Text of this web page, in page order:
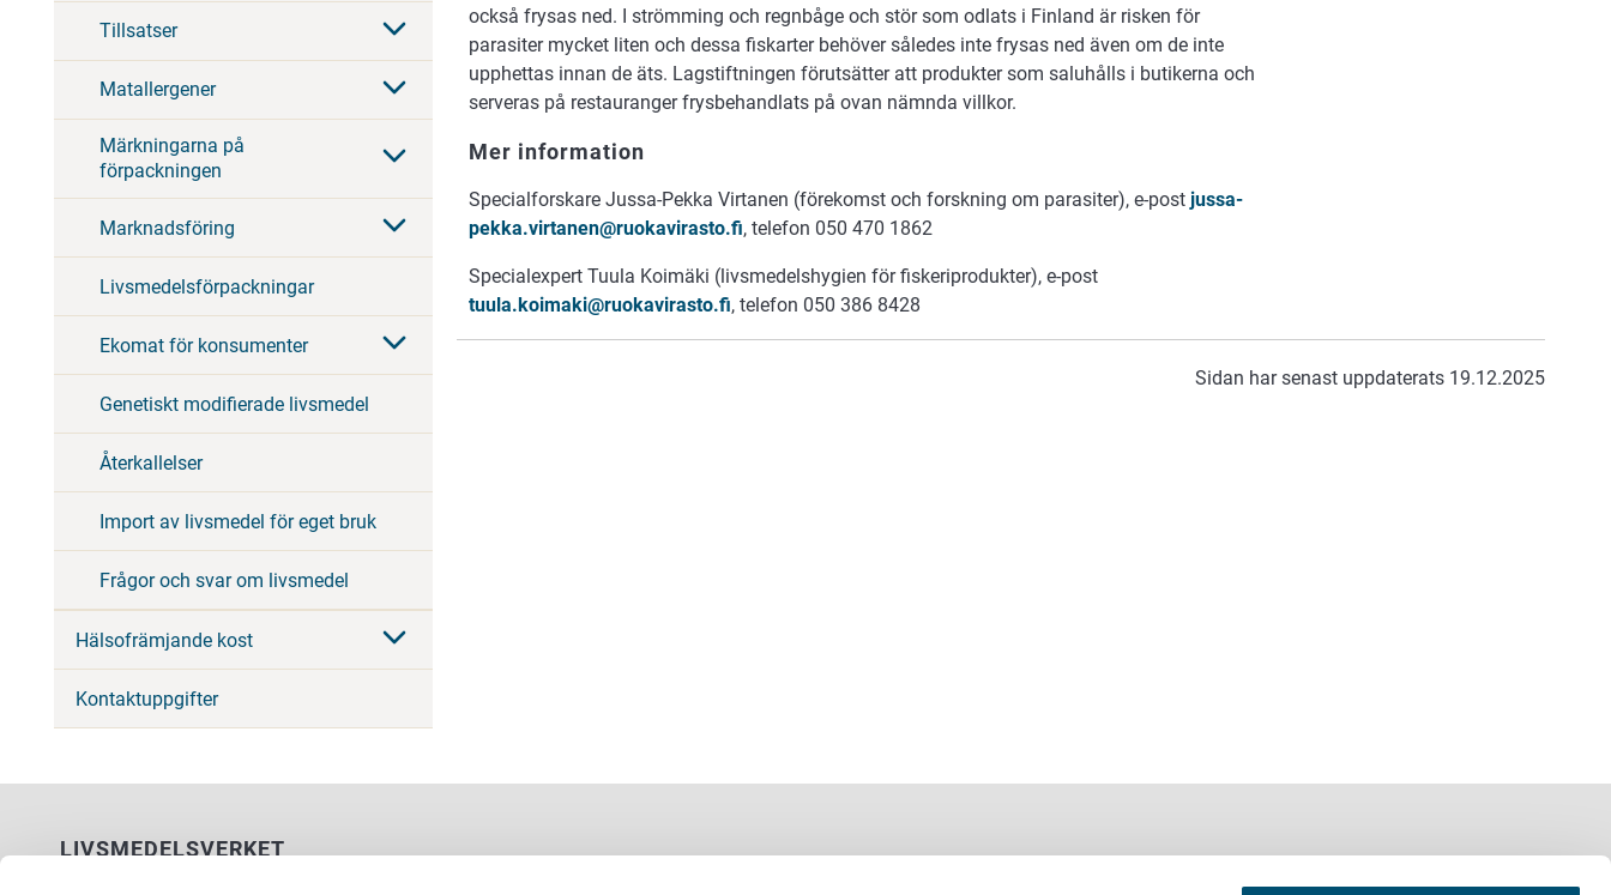
Tillsatser
Matallergener
Märkningarna på
förpackningen
Marknadsföring
Livsmedelsförpackningar
Ekomat för konsumenter
Genetiskt modifierade livsmedel
Återkallelser
Import av livsmedel för eget bruk
Frågor och svar om livsmedel
Hälsofrämjande kost
Kontaktuppgifter
också frysas ned. I strömming och regnbåge och stör som odlats i Finland är risken för
parasiter mycket liten och dessa fiskarter behöver således inte frysas ned även om de inte
upphettas innan de äts. Lagstiftningen förutsätter att produkter som saluhålls i butikerna och
serveras på restauranger frysbehandlats på ovan nämnda villkor.
Mer information
Specialforskare Jussa-Pekka Virtanen (förekomst och forskning om parasiter), e-post jussa-
pekka.virtanen@ruokavirasto.fi, telefon 050 470 1862
Specialexpert Tuula Koimäki (livsmedelshygien för fiskeriprodukter), e-post
tuula.koimaki@ruokavirasto.fi, telefon 050 386 8428
Sidan har senast uppdaterats 19.12.2025
LIVSMEDELSVERKET